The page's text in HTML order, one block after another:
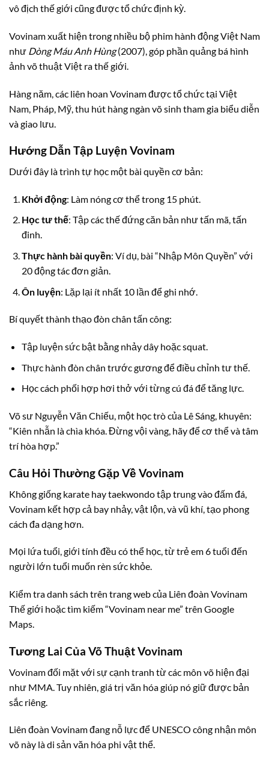
vô địch thế giới cũng được tổ chức định kỳ.
Vovinam xuất hiện trong nhiều bộ phim hành động Việt Nam
như Dòng Máu Anh Hùng(2007), góp phần quảng bá hình
ảnh võ thuật Việt ra thế giới.
Hàng năm, các liên hoan Vovinam được tổ chức tại Việt
Nam, Pháp, Mỹ, thu hút hàng ngàn võ sinh tham gia biểu diễn
và giao lưu.
Hướng Dẫn Tập Luyện Vovinam
Dưới đây là trình tự học một bài quyền cơ bản:
Khởi động: Làm nóng cơ thể trong 15 phút.
Học tư thế: Tập các thế đứng căn bản như tấn mã, tấn
đinh.
Thực hành bài quyền: Ví dụ, bài “Nhập Môn Quyền” với
20 động tác đơn giản.
Ôn luyện: Lặp lại ít nhất 10 lần để ghi nhớ.
Bí quyết thành thạo đòn chân tấn công:
Tập luyện sức bật bằng nhảy dây hoặc squat.
Thực hành đòn chân trước gương để điều chỉnh tư thế.
Học cách phối hợp hơi thở với từng cú đá để tăng lực.
Võ sư Nguyễn Văn Chiếu, một học trò của Lê Sáng, khuyên:
“Kiên nhẫn là chìa khóa. Đừng vội vàng, hãy để cơ thể và tâm
trí hòa hợp.”
Câu Hỏi Thường Gặp Về Vovinam
Không giống karate hay taekwondo tập trung vào đấm đá,
Vovinam kết hợp cả bay nhảy, vật lộn, và vũ khí, tạo phong
cách đa dạng hơn.
Mọi lứa tuổi, giới tính đều có thể học, từ trẻ em 6 tuổi đến
người lớn tuổi muốn rèn sức khỏe.
Kiểm tra danh sách trên trang web của Liên đoàn Vovinam
Thế giới hoặc tìm kiếm “Vovinam near me” trên Google
Maps.
Tương Lai Của Võ Thuật Vovinam
Vovinam đối mặt với sự cạnh tranh từ các môn võ hiện đại
như MMA. Tuy nhiên, giá trị văn hóa giúp nó giữ được bản
sắc riêng.
Liên đoàn Vovinam đang nỗ lực để UNESCO công nhận môn
võ này là di sản văn hóa phi vật thể.